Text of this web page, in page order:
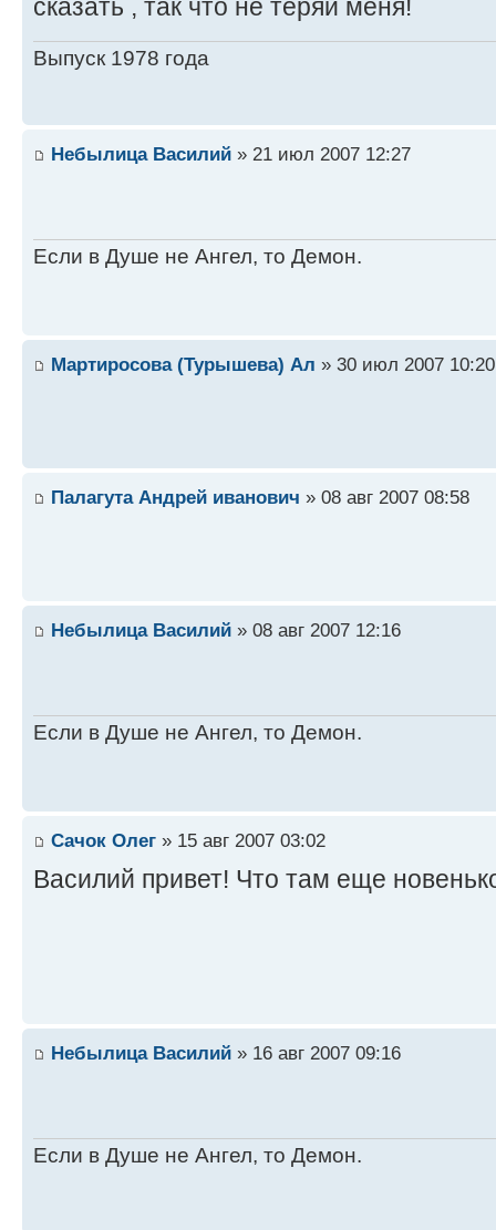
сказать , так что не теряй меня!
Выпуск 1978 года
Небылица Василий » 21 июл 2007 12:27
Если в Душе не Ангел, то Демон.
Мартиросова (Турышева) Ал » 30 июл 2007 10:20
Палагута Андрей иванович » 08 авг 2007 08:58
Небылица Василий » 08 авг 2007 12:16
Если в Душе не Ангел, то Демон.
Сачок Олег » 15 авг 2007 03:02
Василий привет! Что там еще
Небылица Василий » 16 авг 2007 09:16
Если в Душе не Ангел, то Демон.